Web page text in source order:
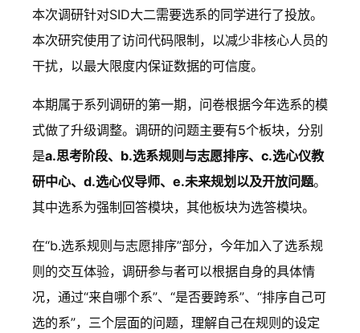
本次调研针对SID大二需要选系的同学进行了投放。
本次研究使用了访问代码限制，以减少非核心人员的
干扰，以最大限度内保证数据的可信度。
本期属于系列调研的第一期，问卷根据今年选系的模
式做了升级调整。调研的问题主要有5个板块，分别
是a.思考阶段、b.选系规则与志愿排序、c.选心仪教
研中心、d.选心仪导师、e.未来规划以及开放问题。
其中选系为强制回答模块，其他板块为选答模块。
在“b.选系规则与志愿排序”部分，今年加入了选系规
则的交互体验，调研参与者可以根据自身的具体情
况，通过“来自哪个系”、“是否要跨系”、“排序自己可
选的系”，三个层面的问题，理解自己在规则的设定